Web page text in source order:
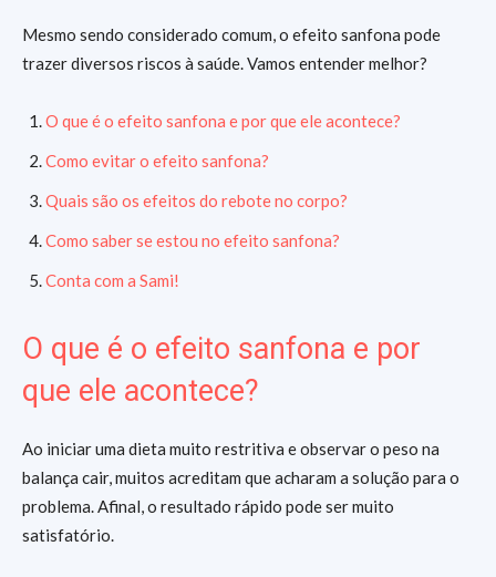
Mesmo sendo considerado comum, o efeito sanfona pode
trazer diversos riscos à saúde. Vamos entender melhor?
O que é o efeito sanfona e por que ele acontece?
Como evitar o efeito sanfona?
Quais são os efeitos do rebote no corpo?
Como saber se estou no efeito sanfona?
Conta com a Sami!
O que é o efeito sanfona e por
que ele acontece?
Ao iniciar uma dieta muito restritiva e observar o peso na
balança cair, muitos acreditam que acharam a solução para o
problema. Afinal, o resultado rápido pode ser muito
satisfatório.